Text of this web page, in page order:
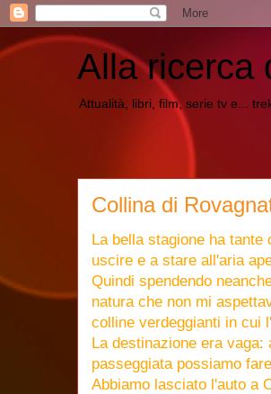
Alla ricerca
Attualità, libri, film, serie tv e...
Collina di
La bella stagione ha
uscire e a stare all'aria
Quindi spendendo
natura che non mi
colline verdeggianti in cui
La destinazione era
passeggiata possiamo
Abbiamo lasciato l'auto a